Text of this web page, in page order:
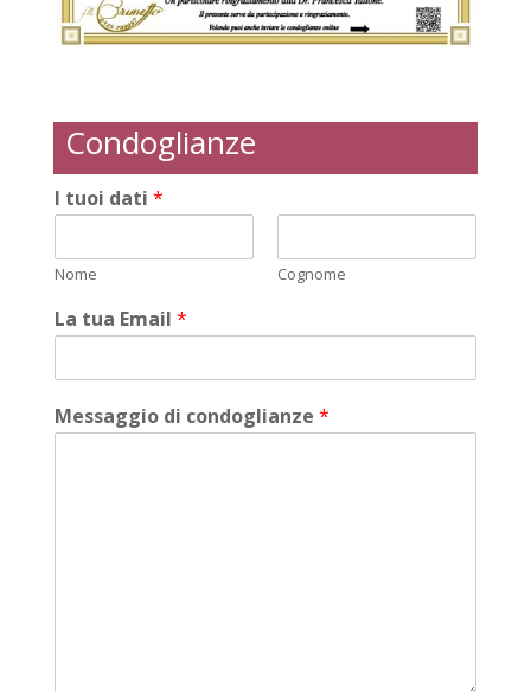
Condoglianze
I tuoi dati *
Nome Cognome
La tua Email *
Messaggio di condoglianze *